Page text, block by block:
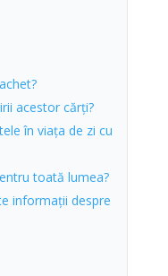
acestor cărți?
în viața de zi cu
toată lumea?
informații despre